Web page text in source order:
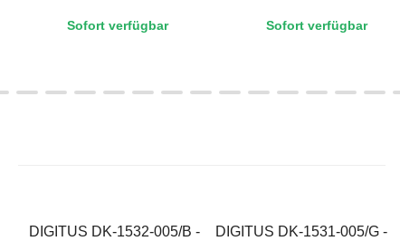
Sofort verfügbar Sofort verfügbar
Ausverkauft
DIGITUS DK-1532-005/B -
Top
DIGITUS DK-1531-005/G -